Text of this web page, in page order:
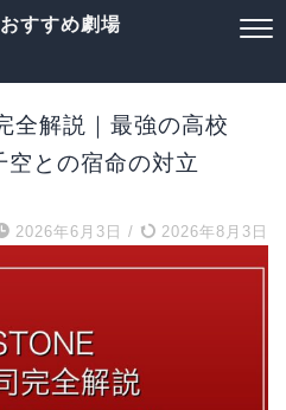
すすめ劇場
全解説｜最強の高校
との宿命の対立
2026年6月3日 / 2026年8月3日